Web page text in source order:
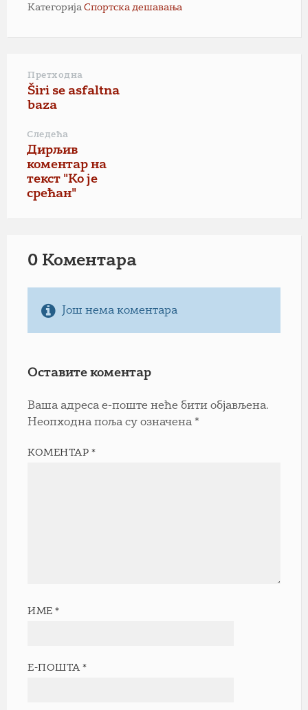
Категорија Спортска дешавања
Претходна
Širi se asfaltna
baza
Следећа
Дирљив
коментар на
текст "Ко је
срећан"
0 Коментарa
Још нема коментара
Оставите коментар
Ваша адреса е-поште неће бити објављена.
Неопходна поља су означена *
КОМЕНТАР*
ИМЕ*
Е-ПОШТА*